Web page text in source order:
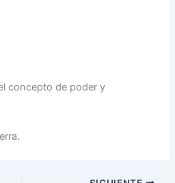
concepto de poder y